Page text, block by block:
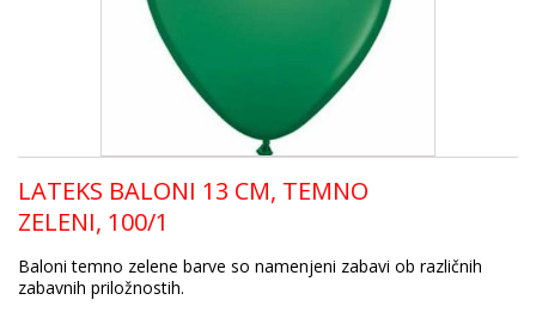
LATEKS BALONI 13 CM, TEMNO
ZELENI, 100/1
Baloni temno zelene barve so namenjeni zabavi ob različnih
zabavnih priložnostih.